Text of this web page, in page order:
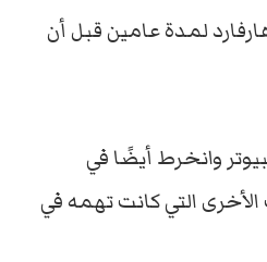
لمدة عامين قبل أن
وانخرط أيضًا في
التي كانت تهمه في